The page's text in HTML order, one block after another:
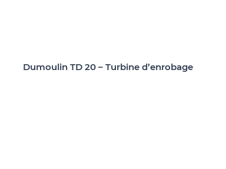
Dumoulin TD 20 – Turbine d’enrobage